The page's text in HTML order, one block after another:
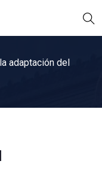
adaptación del